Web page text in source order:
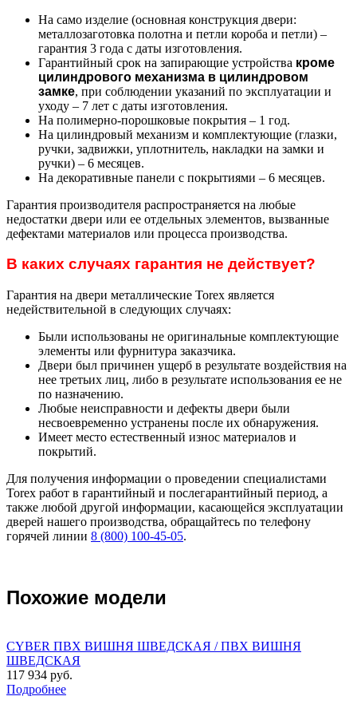
На само изделие (основная конструкция двери:
металлозаготовка полотна и петли короба и петли) –
гарантия 3 года с даты изготовления.
Гарантийный срок на запирающие устройства кроме
цилиндрового механизма в цилиндровом
замке, при соблюдении указаний по эксплуатации и
уходу – 7 лет с даты изготовления.
На полимерно-порошковые покрытия – 1 год.
На цилиндровый механизм и комплектующие (глазки,
ручки, задвижки, уплотнитель, накладки на замки и
ручки) – 6 месяцев.
На декоративные панели с покрытиями – 6 месяцев.
Гарантия производителя распространяется на любые
недостатки двери или ее отдельных элементов, вызванные
дефектами материалов или процесса производства.
В каких случаях гарантия не действует?
Гарантия на двери металлические Torex является
недействительной в следующих случаях:
Были использованы не оригинальные комплектующие
элементы или фурнитура заказчика.
Двери был причинен ущерб в результате воздействия на
нее третьих лиц, либо в результате использования ее не
по назначению.
Любые неисправности и дефекты двери были
несвоевременно устранены после их обнаружения.
Имеет место естественный износ материалов и
покрытий.
Для получения информации о проведении специалистами
Torex работ в гарантийный и послегарантийный период, а
также любой другой информации, касающейся эксплуатации
дверей нашего производства, обращайтесь по телефону
горячей линии 8 (800) 100-45-05.
Похожие модели
CYBER ПВХ ВИШНЯ ШВЕДСКАЯ / ПВХ ВИШНЯ
ШВЕДСКАЯ
117 934 руб.
Подробнее